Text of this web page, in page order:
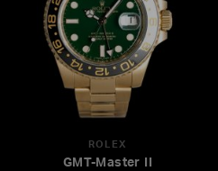
ROLEX
GMT-Master II